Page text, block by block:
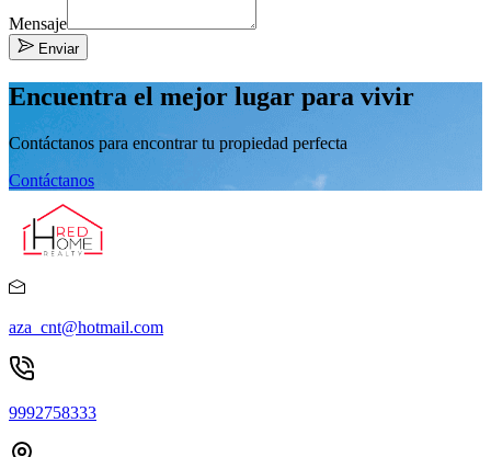
Mensaje
Enviar
Encuentra el mejor lugar para vivir
Contáctanos para encontrar tu propiedad perfecta
Contáctanos
aza_cnt@hotmail.com
9992758333